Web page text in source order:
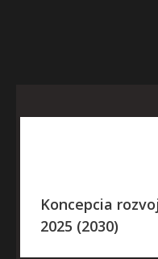
Koncepcia
2025 (2030)